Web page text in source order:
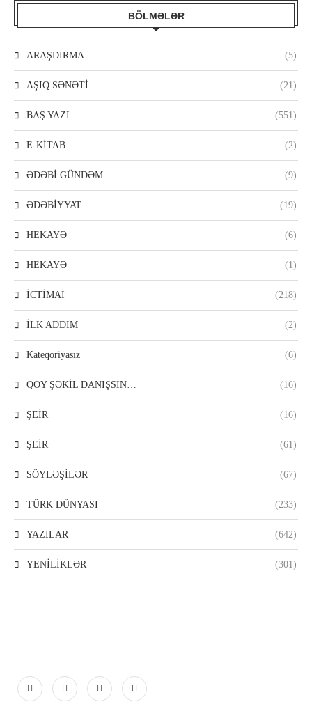
BÖLMƏLƏR
ARAŞDIRMA (5)
AŞIQ SƏNƏTİ (21)
BAŞ YAZI (551)
E-KİTAB (2)
ƏDƏBİ GÜNDƏM (9)
ƏDƏBİYYAT (19)
HEKAYƏ (6)
HEKAYƏ (1)
İCTİMAİ (218)
İLK ADDIM (2)
Kateqoriyasız (6)
QOY ŞƏKİL DANIŞSIN… (16)
ŞEİR (16)
ŞEİR (61)
SÖYLƏŞİLƏR (67)
TÜRK DÜNYASI (233)
YAZILAR (642)
YENİLİKLƏR (301)